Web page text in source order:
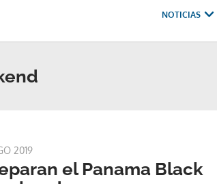
NOTICIAS
2019
el Panama Black